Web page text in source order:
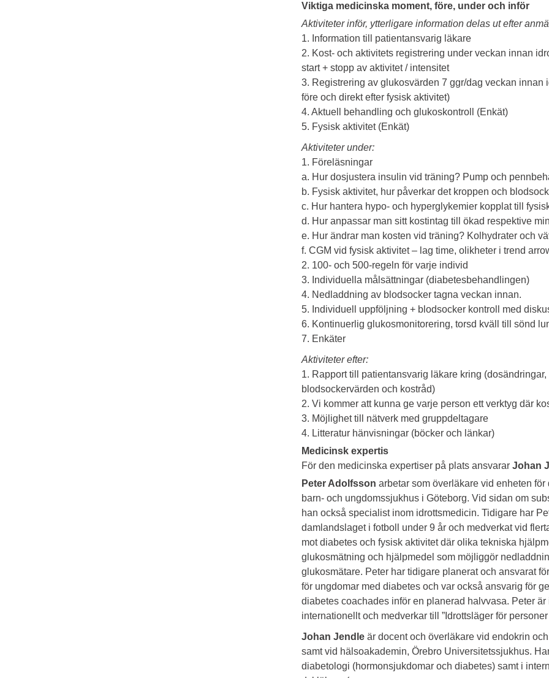
Viktiga medicinska moment, före, under och inför
Aktiviteter inför, ytterligare information delas ut efter
1. Information till patientansvarig läkare
2. Kost- och aktivitets registrering under veckan innan
start + stopp av aktivitet / intensitet
3. Registrering av glukosvärden 7 ggr/dag veckan innan
före och direkt efter fysisk aktivitet)
4. Aktuell behandling och glukoskontroll (Enkät)
5. Fysisk aktivitet (Enkät)
Aktiviteter under:
1. Föreläsningar
a. Hur dosjustera insulin vid träning? Pump och
b. Fysisk aktivitet, hur påverkar det kroppen och
c. Hur hantera hypo- och hyperglykemier kopplat till
d. Hur anpassar man sitt kostintag till ökad respektive
e. Hur ändrar man kosten vid träning? Kolhydrater och
f. CGM vid fysisk aktivitet – lag time, olikheter i trend
2. 100- och 500-regeln för varje individ
3. Individuella målsättningar (diabetesbehandlingen)
4. Nedladdning av blodsocker tagna veckan innan.
5. Individuell uppföljning + blodsocker kontroll med
6. Kontinuerlig glukosmonitorering, torsd kväll till sönd
7. Enkäter
Aktiviteter efter:
1. Rapport till patientansvarig läkare kring
blodsockervärden och kostråd)
2. Vi kommer att kunna ge varje person ett verktyg där
3. Möjlighet till nätverk med gruppdeltagare
4. Litteratur hänvisningar (böcker och länkar)
Medicinsk expertis
För den medicinska expertiser på plats ansvarar Johan
Peter Adolfsson arbetar som överläkare vid enheten
barn- och ungdomssjukhus i Göteborg. Vid sidan om
han också specialist inom idrottsmedicin. Tidigare har
damlandslaget i fotboll under 9 år och medverkat vid
mot diabetes och fysisk aktivitet där olika tekniska
glukosmätning och hjälpmedel som möjliggör
glukosmätare. Peter har tidigare planerat och ansvarat
för ungdomar med diabetes och var också ansvarig för
diabetes coachades inför en planerad halvvasa. Peter
internationellt och medverkar till ”Idrottsläger för
Johan Jendleär docent och överläkare vid endokrin
samt vid hälsoakademin, Örebro Universitetssjukhus.
diabetologi (hormonsjukdomar och diabetes) samt i